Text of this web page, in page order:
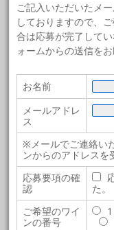
ご記入いただいたメ
しておりますので、
合は応募が完了して
ォームからの送信をお
お名前
メールアドレ
ス
※メールでご連絡い
ンからのアドレスを
応募要項の確
認
た。
ご希望のワイ
ンの番号
1